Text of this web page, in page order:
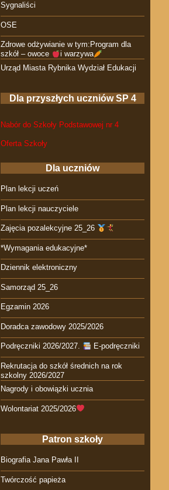
Sygnaliści
OSE
Zdrowe odżywianie w tym:Program dla
szkół – owoce
i warzywa
Urząd Miasta Rybnika Wydział Edukacji
Dla przyszłych uczniów SP 4
Nabór do Szkoły Podstawowej nr 4
Oferta Szkoły
Dla uczniów
Plan lekcji uczeń
Plan lekcji nauczyciele
Zajęcia pozalekcyjne 25_26
*Wymagania edukacyjne*
Dziennik elektroniczny
Samorząd 25_26
Egzamin 2026
Doradca zawodowy 2025/2026
Podręczniki 2026/2027. E-podręczniki
Rekrutacja do szkół średnich na rok
szkolny 2026/2027
Nagrody i obowiązki ucznia
Wolontariat 2025/2026
Patron szkoły
Biografia Jana Pawła II
Twórczość papieża